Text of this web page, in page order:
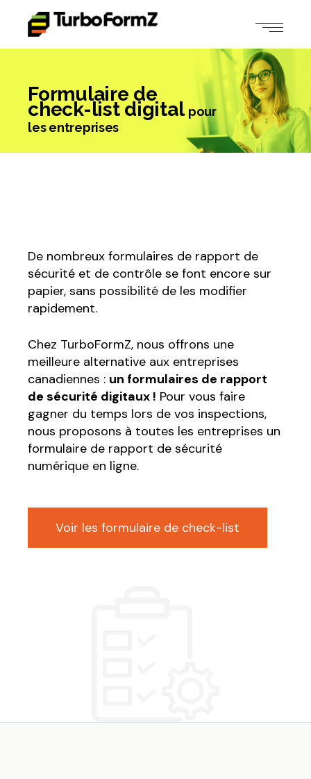
Formulaire de
check-list digital pour
les entreprises
De nombreux formulaires de rapport de
sécurité et de contrôle se font encore sur
papier, sans possibilité de les modifier
rapidement.
Chez TurboFormZ, nous offrons une
meilleure alternative aux entreprises
canadiennes : un formulaires de rapport
de sécurité digitaux ! Pour vous faire
gagner du temps lors de vos inspections,
nous proposons à toutes les entreprises un
formulaire de rapport de sécurité
numérique en ligne.
Voir les formulaire de check-list